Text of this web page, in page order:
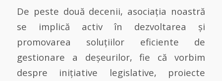
De peste două decenii, asociația noastră
se implică activ în dezvoltarea și
promovarea soluțiilor eficiente de
gestionare a deșeurilor, fie că vorbim
despre inițiative legislative, proiecte